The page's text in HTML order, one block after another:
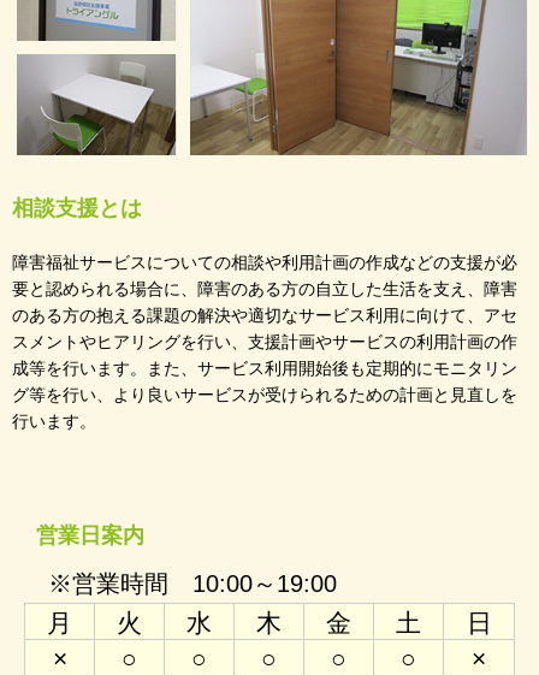
相談支援とは
障害福祉サービスについての相談や利用計画の作成などの支援が必
要と認められる場合に、障害のある方の自立した生活を支え、障害
のある方の抱える課題の解決や適切なサービス利用に向けて、アセ
スメントやヒアリングを行い、支援計画やサービスの利用計画の作
成等を行います。また、サービス利用開始後も定期的にモニタリン
グ等を行い、より良いサービスが受けられるための計画と見直しを
行います。
営業日案内
※営業時間 10:00～19:00
月 火 水 木 金 土
日
×
○ ○ ○ ○ ○ ×